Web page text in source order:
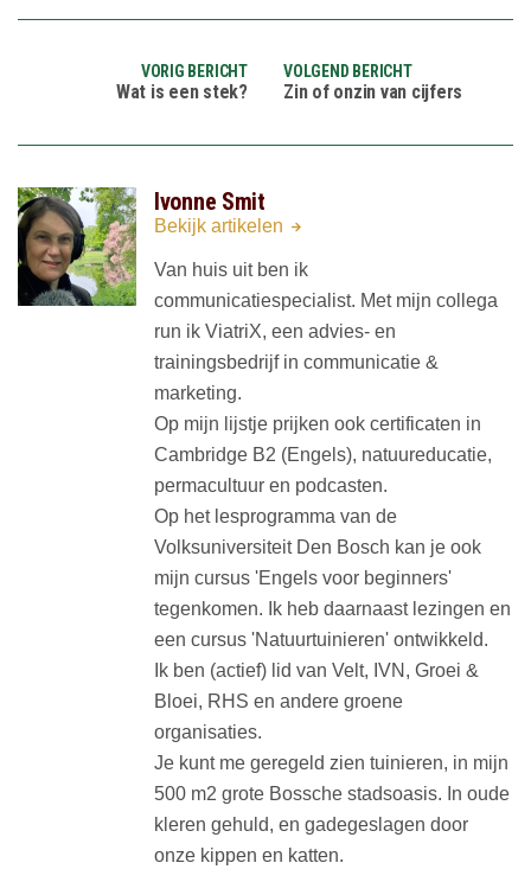
VORIG BERICHT
Wat is een stek?
VOLGEND BERICHT
Zin of onzin van cijfers
Ivonne Smit
Bekijk artikelen
Van huis uit ben ik
communicatiespecialist. Met mijn collega
run ik ViatriX, een advies- en
trainingsbedrijf in communicatie &
marketing.
Op mijn lijstje prijken ook certificaten in
Cambridge B2 (Engels), natuureducatie,
permacultuur en podcasten.
Op het lesprogramma van de
Volksuniversiteit Den Bosch kan je ook
mijn cursus 'Engels voor beginners'
tegenkomen. Ik heb daarnaast lezingen en
een cursus 'Natuurtuinieren' ontwikkeld.
Ik ben (actief) lid van Velt, IVN, Groei &
Bloei, RHS en andere groene
organisaties.
Je kunt me geregeld zien tuinieren, in mijn
500 m2 grote Bossche stadsoasis. In oude
kleren gehuld, en gadegeslagen door
onze kippen en katten.